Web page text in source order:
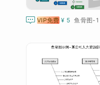
 VIP免费 ¥ 5 鱼骨图-1